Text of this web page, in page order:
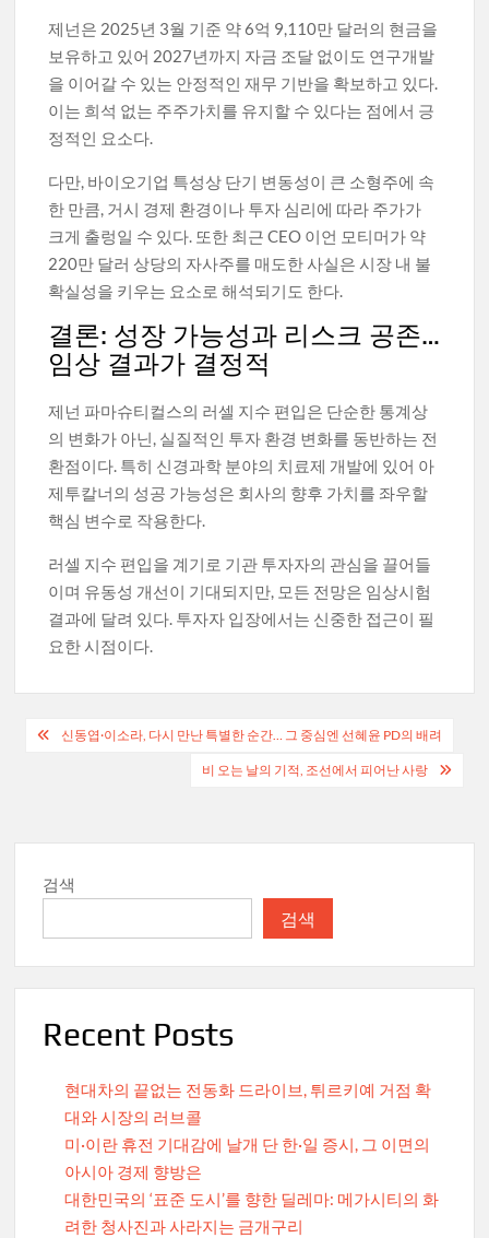
제넌은 2025년 3월 기준 약 6억 9,110만 달러의 현금을
보유하고 있어 2027년까지 자금 조달 없이도 연구개발
을 이어갈 수 있는 안정적인 재무 기반을 확보하고 있다.
이는 희석 없는 주주가치를 유지할 수 있다는 점에서 긍
정적인 요소다.
다만, 바이오기업 특성상 단기 변동성이 큰 소형주에 속
한 만큼, 거시 경제 환경이나 투자 심리에 따라 주가가
크게 출렁일 수 있다. 또한 최근 CEO 이언 모티머가 약
220만 달러 상당의 자사주를 매도한 사실은 시장 내 불
확실성을 키우는 요소로 해석되기도 한다.
결론: 성장 가능성과 리스크 공존…
임상 결과가 결정적
제넌 파마슈티컬스의 러셀 지수 편입은 단순한 통계상
의 변화가 아닌, 실질적인 투자 환경 변화를 동반하는 전
환점이다. 특히 신경과학 분야의 치료제 개발에 있어 아
제투칼너의 성공 가능성은 회사의 향후 가치를 좌우할
핵심 변수로 작용한다.
러셀 지수 편입을 계기로 기관 투자자의 관심을 끌어들
이며 유동성 개선이 기대되지만, 모든 전망은 임상시험
결과에 달려 있다. 투자자 입장에서는 신중한 접근이 필
요한 시점이다.
글
신동엽·이소라, 다시 만난 특별한 순간… 그 중심엔 선혜윤 PD의 배려
비 오는 날의 기적, 조선에서 피어난 사랑
검색
검색
Recent Posts
현대차의 끝없는 전동화 드라이브, 튀르키예 거점 확
대와 시장의 러브콜
미·이란 휴전 기대감에 날개 단 한·일 증시, 그 이면의
아시아 경제 향방은
대한민국의 ‘표준 도시’를 향한 딜레마: 메가시티의 화
려한 청사진과 사라지는 금개구리